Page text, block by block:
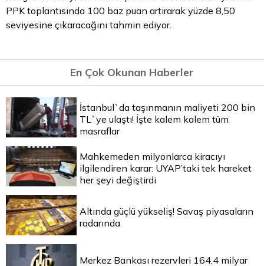
PPK toplantısında 100 baz puan artırarak yüzde 8,50
seviyesine çıkaracağını tahmin ediyor.
En Çok Okunan Haberler
İstanbul`da taşınmanın maliyeti 200 bin
TL`ye ulaştı! İşte kalem kalem tüm
masraflar
Mahkemeden milyonlarca kiracıyı
ilgilendiren karar: UYAP’taki tek hareket
her şeyi değiştirdi
Altında güçlü yükseliş! Savaş piyasaların
radarında
Merkez Bankası rezervleri 164,4 milyar